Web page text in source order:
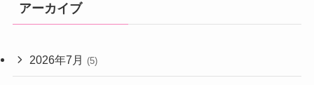
アーカイブ
2026年7月 (5)